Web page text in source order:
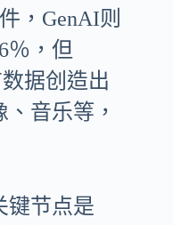
，GenAI则
％，但
据创造出
音乐等，
键节点是